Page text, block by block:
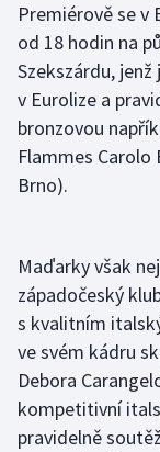
Premiérově se v
od 18 hodin na
Szekszárdu,
v Eurolize a
bronzovou
Flammes
Brno).
Maďarky však
západočeský
s kvalitním
ve svém kádru
Debora
kompetitivní
pravidelně